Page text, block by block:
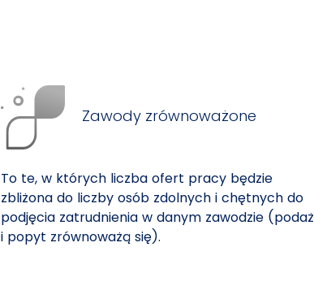
Zawody zrównoważone
To te, w których liczba ofert pracy będzie
zbliżona do liczby osób zdolnych i chętnych do
podjęcia zatrudnienia w danym zawodzie (podaż
i popyt zrównoważą się).